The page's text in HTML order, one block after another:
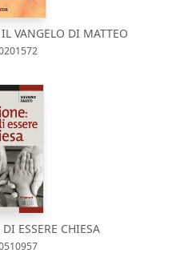
VANGELO DI MATTEO
ESSERE CHIESA